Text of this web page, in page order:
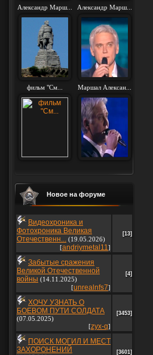
Александр Марш... Александр Марш...
фильм "См... Маршал Алексан...
Новое на форуме
Видеохроника и
Фотохроника Великая
Отечественн... (19.05.2026)
[andriymetal11]
[13]
Забытые сражения
Великой Отечественной
войны (14.11.2025)
[unrealnfs7]
[4]
ХОЧУ УЗНАТЬ О
БОЕВОМ ПУТИ СОЛДАТА
(07.05.2025)
[zyx-q]
[3453]
ПОИСК МОГИЛ И МЕСТ
ЗАХОРОНЕНИЙ
[3601]